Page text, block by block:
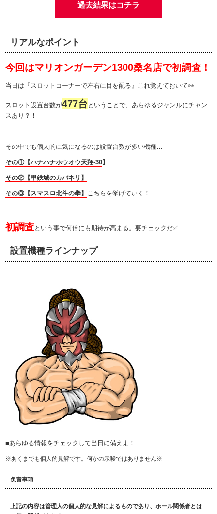
過去結果はコチラ
リアルなポイント
今回はマリオンガーデン1300桑名店で初調査！
当日は『スロットコーナーで左右に目を配る』これ覚えておいて👀
スロット設置台数が477台 ということで、あらゆるジャンルにチャン
スあり？！
その中でも個人的に気になるのは設置台数が多い機種…
その①【ハナハナホウオウ天翔-30】
その②【甲鉄城のカバネリ】
その③【スマスロ北斗の拳】 こちらを挙げていく！
初調査という事で何倍にも期待が高まる。要チェックだ✅
設置機種ラインナップ
■あらゆる情報をチェックして当日に備えよ！
※あくまでも個人的見解です。何かの示唆ではありません※
免責事項
上記の内容は管理人の個人的な見解によるものであり、ホール関係者とは